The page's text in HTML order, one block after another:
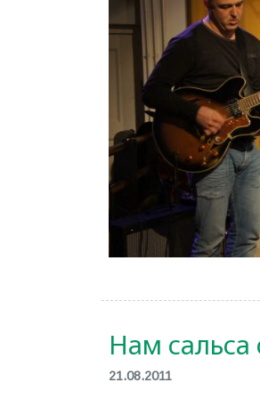
Нам сальса
21.08.2011